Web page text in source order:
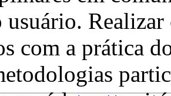
usuário.
com a prática